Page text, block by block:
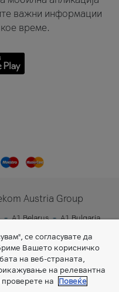
важни информации
време.
Austria Group
A1 Belarus
A1 Bulgaria
се согласувате да
Вашето корисничко
на веб-страната,
на релевантна
на
Повеќе